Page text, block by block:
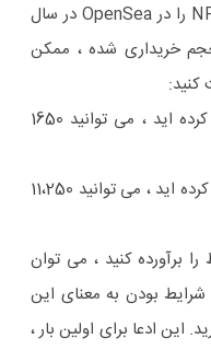
است. با این حال ، با فرض اینکه NFTS را در OpenSea در سال
حجم خریداری شده ، ممکن
اگر بیش از 10،000 هزینه کرده اید ، می توانید 1650
اگر بیش از 100،000 هزینه کرده اید ، می توانید 11،250
برآورده کنید ، می توان
شرایط بودن به معنای این
ادعا برای اولین بار ،